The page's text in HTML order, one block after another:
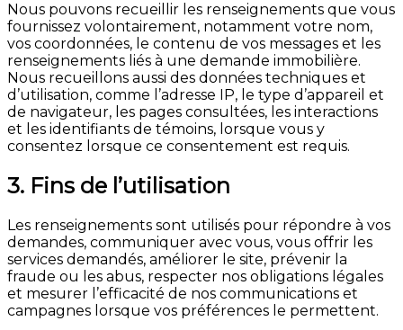
Nous pouvons recueillir les renseignements que vous
fournissez volontairement, notamment votre nom,
vos coordonnées, le contenu de vos messages et les
renseignements liés à une demande immobilière.
Nous recueillons aussi des données techniques et
d’utilisation, comme l’adresse IP, le type d’appareil et
de navigateur, les pages consultées, les interactions
et les identifiants de témoins, lorsque vous y
consentez lorsque ce consentement est requis.
3. Fins de l’utilisation
Les renseignements sont utilisés pour répondre à vos
demandes, communiquer avec vous, vous offrir les
services demandés, améliorer le site, prévenir la
fraude ou les abus, respecter nos obligations légales
et mesurer l’efficacité de nos communications et
campagnes lorsque vos préférences le permettent.